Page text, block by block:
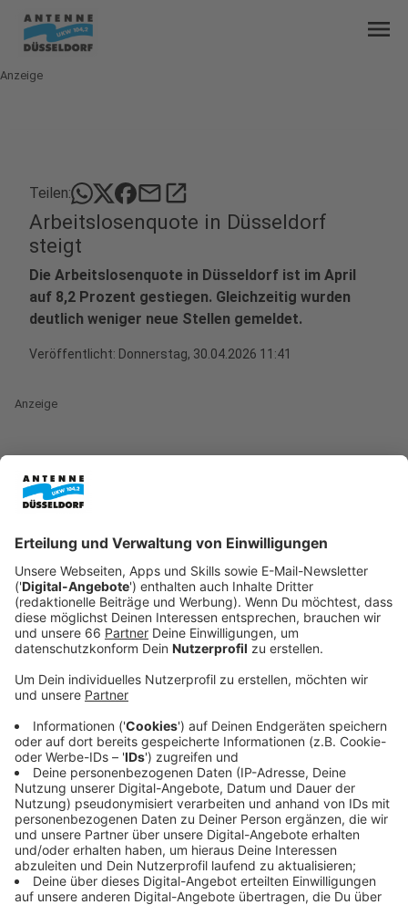
menu
Anzeige
Teilen: mailopen_in_new
Arbeitslosenquote in Düsseldorf
steigt
Die Arbeitslosenquote in Düsseldorf ist im April
auf 8,2 Prozent gestiegen. Gleichzeitig wurden
deutlich weniger neue Stellen gemeldet.
Veröffentlicht: Donnerstag, 30.04.2026 11:41
Anzeige
angespannt. Die Arbeitslosenquote ist im April auf 8,2
Prozent gestiegen. Nach Angaben der
Arbeit
Düsseldorf waren mehr als 29.800 Menschen
arbeitslos gemeldet. Das sind fast 500 mehr als im
Vormonat und gut 1.100 mehr als im Vorjahr.
Anzeige
Weniger neue Stellen in Düsseldorf
Ein wichtiger Grund für die Entwicklung ist laut
Arbeitsagentur die geringe Nachfrage nach
Arbeitskräften. Düsseldorfer Arbeitgeber haben im
April nicht einmal 1.000 neue Stellen gemeldet. Das ist
rund ein Viertel weniger als im Vorjahr.
Wie schwierig die Lage aktuell ist, zeigt auch der